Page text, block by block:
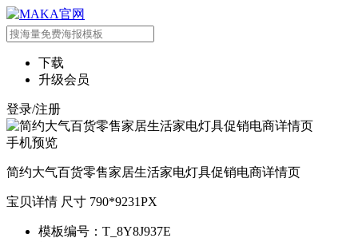
下载
升级会员
登录/注册
手机预览
简约大气百货零售家居生活家电灯具促销电商详情页
宝贝详情 尺寸 790*9231PX
模板编号：T_8Y8J937E